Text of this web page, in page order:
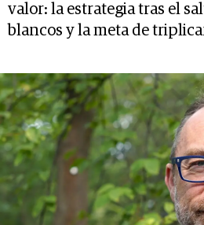
valor: la estrategia tras el
blancos y la meta de